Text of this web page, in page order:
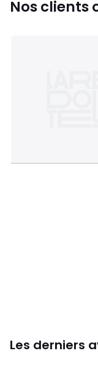
Nos clients
Les derniers